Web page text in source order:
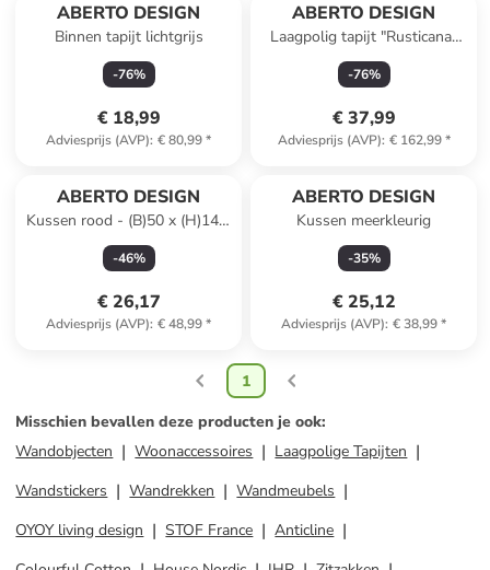
ABERTO DESIGN
Binnen tapijt lichtgrijs
-76%
€ 18,99
Adviesprijs (AVP): € 80,99*
ABERTO DESIGN
Laagpolig tapijt "Rusticana"
crème
-76%
€ 37,99
Adviesprijs (AVP): € 162,99*
ABERTO DESIGN
Kussen rood - (B)50 x (H)14 x
(D)14 cm
-46%
€ 26,17
Adviesprijs (AVP): € 48,99*
ABERTO DESIGN
Kussen meerkleurig
-35%
€ 25,12
Adviesprijs (AVP): € 38,99*
1
Misschien bevallen deze producten je ook:
Wandobjecten
Woonaccessoires
Laagpolige Tapijten
Wandstickers
Wandrekken
Wandmeubels
OYOY living design
STOF France
Anticline